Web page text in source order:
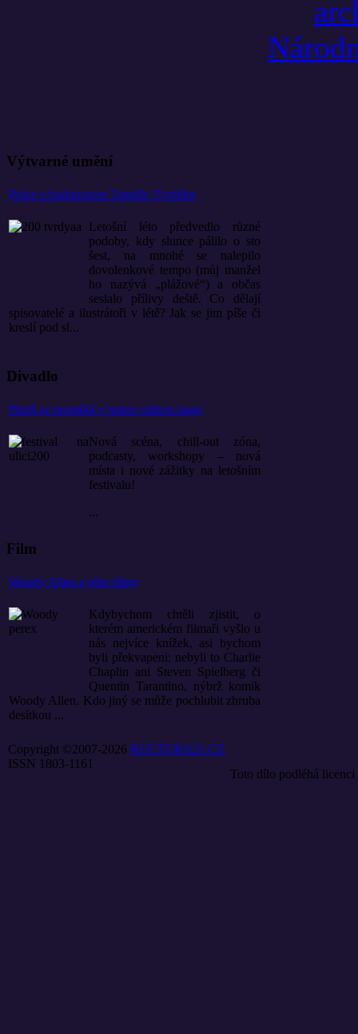
Výtvarné umění
Práce a budoucnost Tomáše Tvrdého
Letošní léto předvedlo různé
podoby, kdy slunce pálilo o sto
šest, na mnohé se nalepilo
dovolenkové tempo (můj manžel
ho nazývá „plážové“) a občas
seslalo přílivy deště. Co dělají
spisovatelé a ilustrátoři v létě? Jak se jim píše či
kreslí pod sl...
Divadlo
Plzeň se promění v jednu velkou stage
Nová scéna, chill-out zóna,
podcasty, workshopy – nová
místa i nové zážitky na letošním
festivalu!
...
Film
Woody Allen a jeho filmy
Kdybychom chtěli zjistit, o
kterém americkém filmaři vyšlo u
nás nejvíce knížek, asi bychom
byli překvapeni: nebyli to Charlie
Chaplin ani Steven Spielberg či
Quentin Tarantino, nýbrž komik
Woody Allen. Kdo jiný se může pochlubit zhruba
desítkou ...
Copyright ©2007-2026 KULTURA21.CZ
ISSN 1803-1161
Toto dílo podléhá licenci